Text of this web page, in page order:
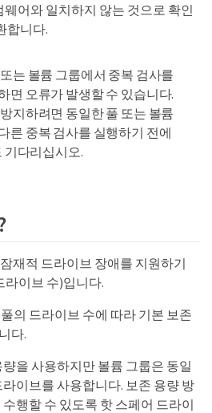
어와 일치하지 않는 것으로 확인
합니다.
는 볼륨 그룹에서 중복 검사를
면 오류가 발생할 수 있습니다.
지하려면 동일한 풀 또는 볼륨
른 중복 검사를 실행하기 전에
기다리십시오.
재적 드라이브 장애를 지원하기
라이브 수)입니다.
의 드라이브 수에 따라 기본 보존
다.
을 사용하지만 볼륨 그룹은 동일
이브를 사용합니다. 보존 용량 방
행할 수 있도록 핫 스페어 드라이